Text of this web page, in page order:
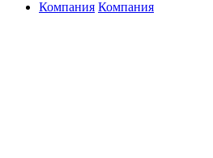
Компания Компания